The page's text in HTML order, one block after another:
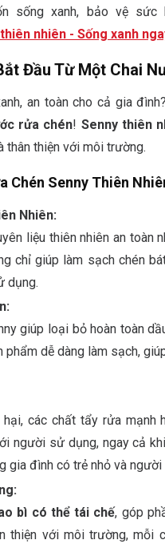
sống xanh, bảo vệ
nhiên - Sống xanh
Đầu Từ Một Chai
an toàn cho cả gia
rửa chén! Senny thiên
thân thiện với môi trường.
Chén Senny Thiên
Nhiên:
liệu thiên nhiên an toàn
chỉ giúp làm sạch chén
dụng.
giúp loại bỏ hoàn toàn
phẩm dễ dàng làm sạch,
các chất tẩy rửa mạnh
người sử dụng, ngay cả
gia đình có trẻ nhỏ và người
bì có thể tái chế, góp
thiện với môi trường, mỗi